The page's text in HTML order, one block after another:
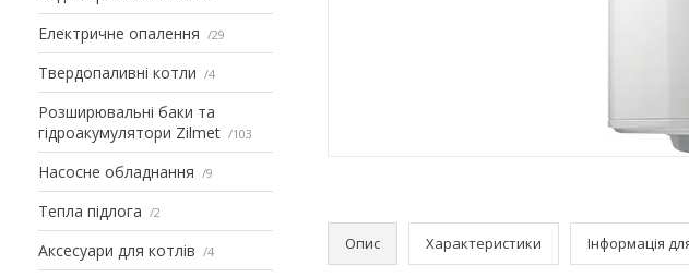
Електричне опалення 29
Твердопаливні котли 4
Розширювальні баки та
гідроакумулятори Zilmet
103
Насосне обладнання 9
Тепла підлога 2
Аксесуари для котлів 4 Опис Характеристики Інформація